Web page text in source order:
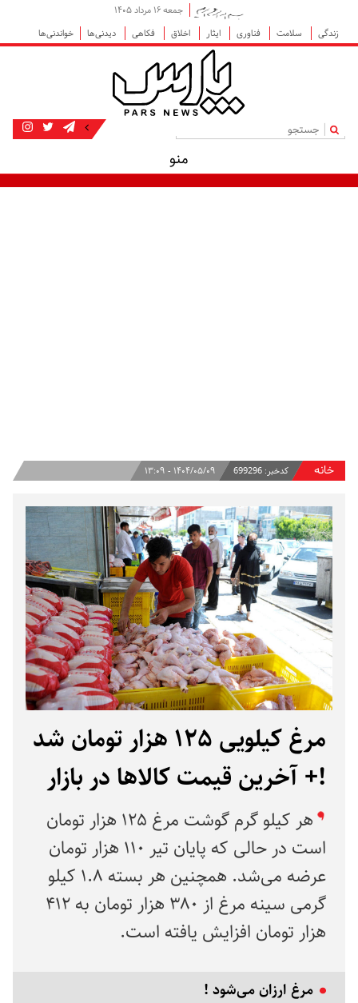
جمعه ۱۶ مرداد ۱۴۰۵
زندگی
سلامت فناوری ایثار اخلاق فکاهی دیدنی‌ها خواندنی‌ها
|
منو
خانه کدخبر: 699296 ۱۴۰۴/۰۵/۰۹ - ۱۳:۰۹
مرغ کیلویی ۱۲۵ هزار تومان شد
!+ آخرین قیمت کالاها در بازار
هر کیلو گرم گوشت مرغ ۱۲۵ هزار تومان
است در حالی که پایان تیر ۱۱۰ هزار تومان
عرضه می‌شد. همچنین هر بسته ۱.۸ کیلو
گرمی سینه مرغ از ۳۸۰ هزار تومان به ۴۱۲
هزار تومان افزایش یافته است.
مرغ ارزان می‌شود !